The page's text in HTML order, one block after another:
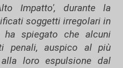
Impatto', durante la
soggetti irregolari in
spiegato che alcuni
penali, auspico al più
loro espulsione dal